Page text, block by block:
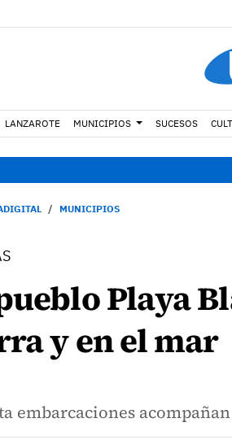
LANZAROTE MUNICIPIOS SUCESOS
MUNICIPIOS
Playa
y en el mar
embarcaciones